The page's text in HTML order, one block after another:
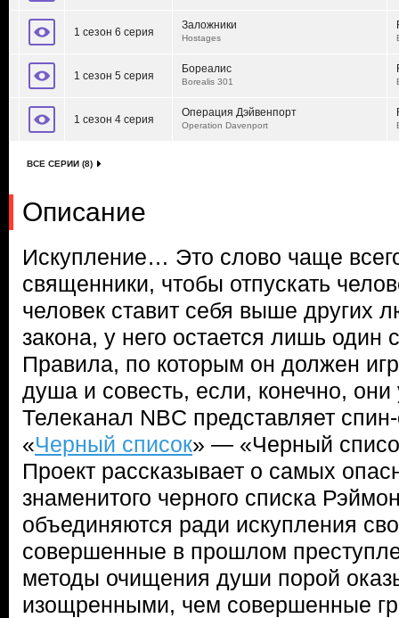
1 сезон 6 серия
Заложники
Hostages
1 сезон 5 серия
Бореалис
Borealis 301
1 сезон 4 серия
Операция Дэйвенпорт
Operation Davenport
ВСЕ СЕРИИ (8)
Описание
Искупление… Это слово чаще
священники, чтобы отпускать
человек ставит себя выше других
закона, у него остается лишь
Правила, по которым он должен
душа и совесть, если, конечно,
Телеканал NBC представляет
«Черный список» — «Черный
Проект рассказывает о самых
знаменитого черного списка
объединяются ради искупления
совершенные в прошлом
методы очищения души порой
изощренными, чем совершенные